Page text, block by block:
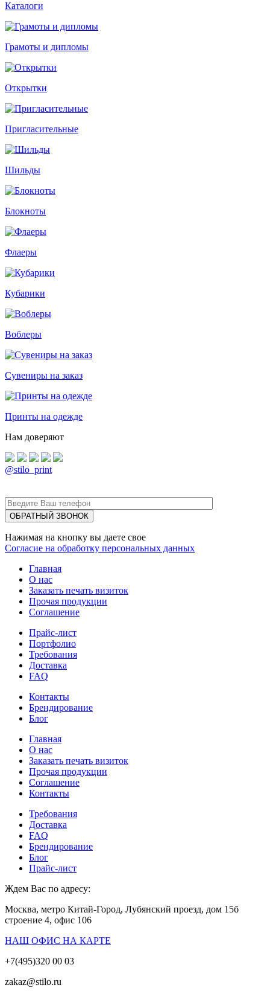
Каталоги
Грамоты и дипломы
Открытки
Пригласительные
Шильды
Блокноты
Флаеры
Кубарики
Воблеры
Сувениры на заказ
Принты на одежде
Нам доверяют
@stilo_print
Нажимая на кнопку вы даете свое
Согласие на обработку персональных данных
Главная
О нас
Заказать печать визиток
Прочая продукции
Соглашение
Прайс-лист
Портфолио
Требования
Доставка
FAQ
Контакты
Брендирование
Блог
Главная
О нас
Заказать печать визиток
Прочая продукции
Соглашение
Контакты
Требования
Доставка
FAQ
Брендирование
Блог
Прайс-лист
Ждем Вас по адресу:
Москва, метро Китай-Город, Лубянский проезд, дом 15б
строение 4, офис 106
НАШ ОФИС НА КАРТЕ
+7(495)320 00 03
zakaz@stilo.ru